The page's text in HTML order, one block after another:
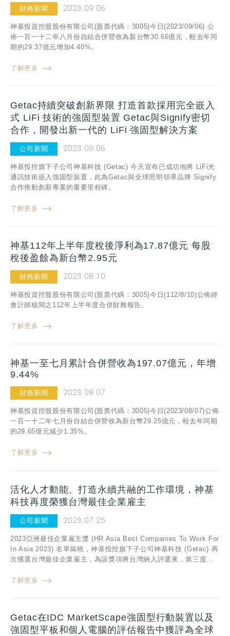
財務新聞 2023.09.06
神基投資控股股份有限公司(股票代碼：3005)今日(2023/09/06) 公
佈一百一十二年八月份自結合併營收為新台幣30.66億元，較去年同
期的29.37億元增加4.40%。
了解更多
Getac持續突破創新界限 打造首款採用完全嵌入
式 LiFi 技術的強固型裝置 Getac與Signify密切
合作，開發出新一代的 LiFi 強固型解決方案
公司新聞 2023.09.06
神基投控旗下子公司神基科技 (Getac) 今天宣布已成功地將 LiFi光
通訊技術嵌入強固型裝置，此為Getac與全球照明領導品牌 Signify
合作推動創新專案的重要里程碑。
了解更多
神基112年上半年度稅後淨利為17.87億元 每股
稅後盈餘為新台幣2.95元
財務新聞 2023.08.10
神基投資控股股份有限公司(股票代碼：3005)今日(112/8/10)公佈經
會計師核閱之112年上半年度合併財務報告。
了解更多
神基一至七月累計合併營收為197.07億元，年增
9.44%
財務新聞 2023.08.07
神基投資控股股份有限公司(股票代碼：3005)今日(2023/08/07)公佈
一百一十二年七月份自結合併營收為新台幣29.25億元，較去年同期
的29.65億元減少1.35%。
了解更多
活化人才動能、打造永續共融的工作環境，神基
科技再度榮獲台灣最佳企業雇主
公司新聞 2023.07.25
2023亞洲最佳企業雇主獎 (HR Asia Best Companies To Work For
In Asia 2023) 名單揭曉，神基投控旗下子公司神基科技 (Getac) 再
次獲選台灣最佳企業雇主，為該獎項將台灣納入評選來，第三度...
了解更多
Getac在IDC MarketScape強固型行動裝置以及
強固型平板和個人電腦的評估報告中獲評為全球